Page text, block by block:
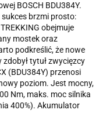
BOSCH BDU384Y.
brzmi prosto:
obejmuje
mostek oraz
podkreślić, że nowe
tytuł zwycięzcy
(BDU384Y) przenosi
poziom. Jest mocny,
Nm, maks. moc silnika
400%). Akumulator